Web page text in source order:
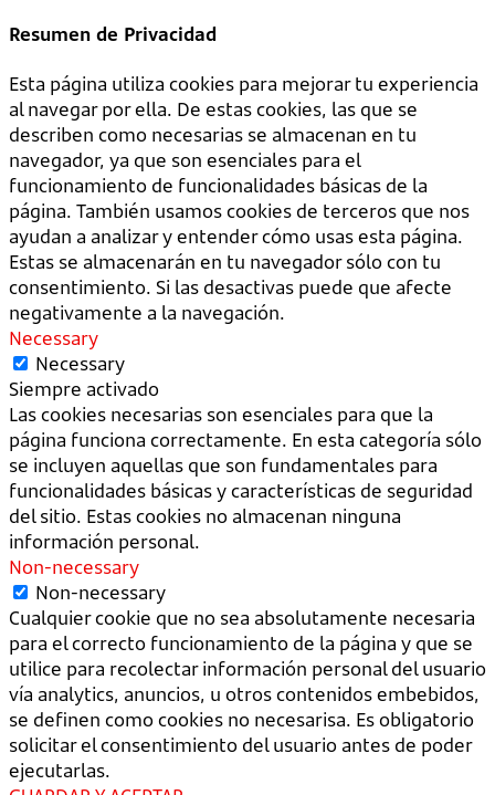
Resumen de Privacidad
Esta página utiliza cookies para mejorar tu experiencia
al navegar por ella. De estas cookies, las que se
describen como necesarias se almacenan en tu
navegador, ya que son esenciales para el
funcionamiento de funcionalidades básicas de la
página. También usamos cookies de terceros que nos
ayudan a analizar y entender cómo usas esta página.
Estas se almacenarán en tu navegador sólo con tu
consentimiento. Si las desactivas puede que afecte
negativamente a la navegación.
Necessary
Necessary
Siempre activado
Las cookies necesarias son esenciales para que la
página funciona correctamente. En esta categoría sólo
se incluyen aquellas que son fundamentales para
funcionalidades básicas y características de seguridad
del sitio. Estas cookies no almacenan ninguna
información personal.
Non-necessary
Non-necessary
Cualquier cookie que no sea absolutamente necesaria
para el correcto funcionamiento de la página y que se
utilice para recolectar información personal del usuario
vía analytics, anuncios, u otros contenidos embebidos,
se definen como cookies no necesarisa. Es obligatorio
solicitar el consentimiento del usuario antes de poder
ejecutarlas.